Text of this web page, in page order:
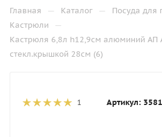
Главная — Каталог — Посуда для
Кастрюли —
Кастрюля 6,8л h12,9см алюминий АП
стекл.крышкой 28см (6)
1 Артикул: